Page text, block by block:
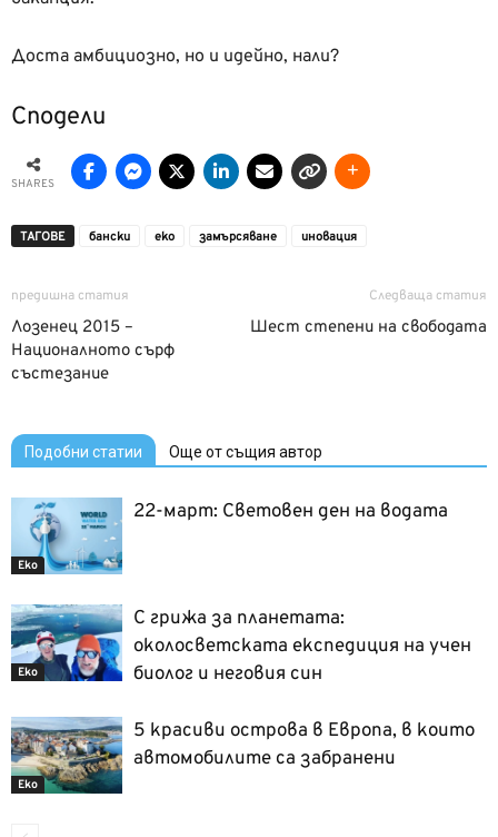
Доста амбициозно, но и идейно, нали?
Сподели
SHARES
ТАГОВЕ бански еко замърсяване иновация
предишна статия
Лозенец 2015 –
Националното сърф
състезание
Следваща статия
Шест степени на свободата
Подобни статии Още от същия автор
Еко
22-март: Световен ден на водата
Еко
С грижа за планетата:
околосветската експедиция на учен
биолог и неговия син
Еко
5 красиви острова в Европа, в които
автомобилите са забранени